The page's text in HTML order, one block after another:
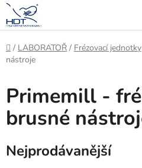
Přejít
na
obsah
Domů
/ LABORATOŘ / Frézovací jednotky
nástroje
Primemill -
brusné
Nejprodávanější